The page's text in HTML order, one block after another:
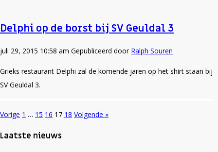
Delphi op de borst bij SV Geuldal 3
juli 29, 2015 10:58 am Gepubliceerd door Ralph Souren
Grieks restaurant Delphi zal de komende jaren op het shirt staan bij
SV Geuldal 3.
Vorige 1 … 15 16 17 18 Volgende »
Laatste nieuws